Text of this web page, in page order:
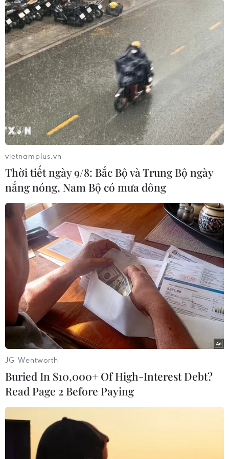
chính quyền tỉnh Kursk mong muốn tăng cường
kết nối với Thành phố Hồ Chí Minh thông qua
các hoạt động du lịch, giao lưu thanh niên, giáo
dục nhân văn./.
(TTXVN/Vietnam+)
#Hàng xuất khẩu
#Thành phố Hồ Chí Minh
#Tỉnh Kursk
#Xúc tiến đầu tư
#Hợp tác kinh tế
#Khu công nghiệp
Tp. Hồ Chí Minh
Theo dõi VietnamPlus
TIN LIÊN QUAN
vietnamplus.vn
Thời tiết ngày 9/8: Bắc Bộ và Trung Bộ ngày
nắng nóng, Nam Bộ có mưa dông
JG Wentworth
Buried In $10,000+ Of High-Interest Debt?
Read Page 2 Before Paying